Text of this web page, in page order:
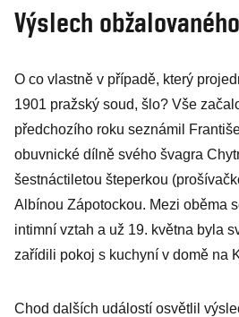
Výslech obžalovaného
O co vlastně v případě, který
1901 pražský soud, šlo? Vše
předchozího roku seznámil
obuvnické dílně svého švagra
šestnáctiletou šteperkou
Albínou Zápotockou. Mezi oběma
intimní vztah a už 19. května byla
zařídili pokoj s kuchyní v domě na
Chod dalších událostí osvětlil